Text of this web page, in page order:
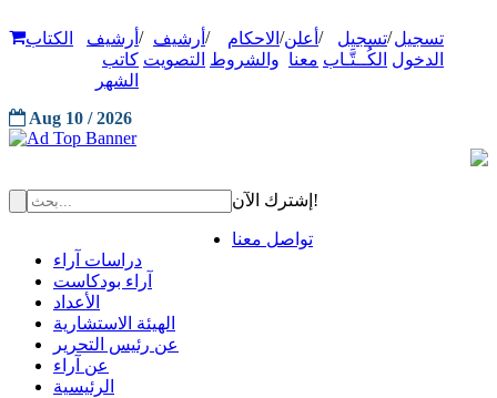
تسجيل
الدخول
/تسجيل
الكُــتَّـاب
/ أعلن
معنا
/ الاحكام
والشروط
/ أرشيف
التصويت
/ أرشيف
كاتب
الشهر
الكتاب
Aug 10 / 2026
إشترك الآن!
تواصل معنا
دراسات آراء
آراء بودكاست
الأعداد
الهيئة الاستشارية
عن رئيس التحرير
عن آراء
الرئيسية